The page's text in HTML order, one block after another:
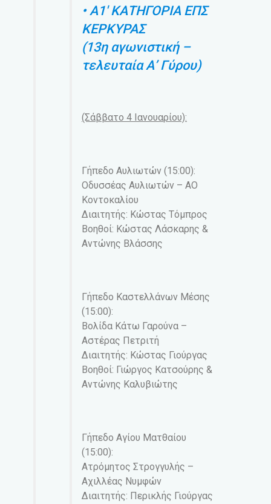
• Α1′ ΚΑΤΗΓΟΡΙΑ ΕΠΣ
ΚΕΡΚΥΡΑΣ
(13η αγωνιστική –
τελευταία Α’ Γύρου)
(Σάββατο 4 Ιανουαρίου):
Γήπεδο Αυλιωτών (15:00):
Οδυσσέας Αυλιωτών – ΑΟ
Κοντοκαλίου
Διαιτητής: Κώστας Τόμπρος
Βοηθοί: Κώστας Λάσκαρης &
Αντώνης Βλάσσης
Γήπεδο Καστελλάνων Μέσης
(15:00):
Βολίδα Κάτω Γαρούνα –
Αστέρας Πετριτή
Διαιτητής: Κώστας Γιούργας
Βοηθοί: Γιώργος Κατσούρης &
Αντώνης Καλυβιώτης
Γήπεδο Αγίου Ματθαίου
(15:00):
Ατρόμητος Στρογγυλής –
Αχιλλέας Νυμφών
Διαιτητής: Περικλής Γιούργας